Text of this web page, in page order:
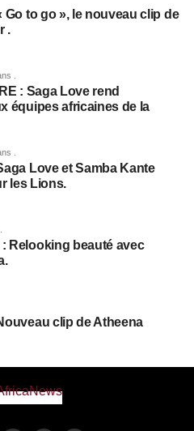
Go to go », le nouveau clip de
.
.
: Saga Love rend
équipes africaines de la
.
Love et Samba Kante
les Lions.
Relooking beauté avec
clip de Atheena